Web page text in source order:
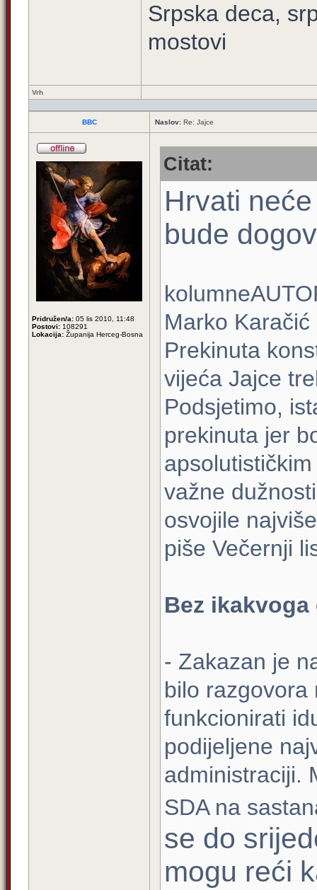
Srpska deca,
mostovi
Vrh
BBC Naslov: Re: Jajce
Pridružen/a: 05 lis 2010, 11:48
Postovi: 108291
Lokacija: Županija Herceg-Bosna
Citat:
Hrvati
bude
Marko Karačić
Prekinuta
vijeća Jajce
Podsjetimo,
prekinuta jer
važne
osvojile
piše Večernji
Bez
- Zakazan je
bilo razgovora
funkcionirati
podijeljene
administraciji.
SDA na
se do
mogu reći